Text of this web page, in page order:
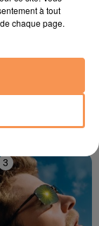
3
à tout
chaque page.